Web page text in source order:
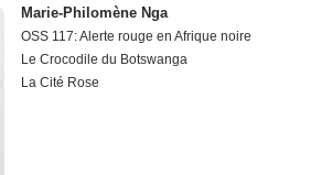
Marie-Philomène Nga
OSS 117: Alerte rouge en Afrique noire
Le Crocodile du Botswanga
La Cité Rose